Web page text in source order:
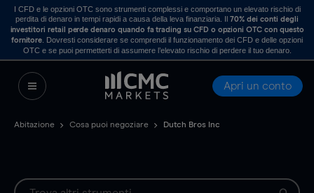
I CFD e le opzioni OTC sono strumenti complessi e comportano un elevato rischio di
perdita di denaro in tempi rapidi a causa della leva finanziaria. Il70% dei conti degli
investitori retail perde denaro quando fa trading su CFD o opzioni OTC con questo
fornitore . Dovresti considerare se comprendi il funzionamento dei CFD e delle opzioni
OTC e se puoi permetterti di assumere l’elevato rischio di perdere il tuo denaro.
Apri un conto
Abitazione Cosa puoi negoziare Dutch Bros Inc